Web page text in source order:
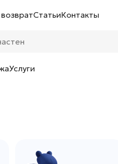
СтатьиКонтакты
Услуги